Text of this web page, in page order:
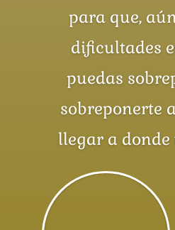
para que,
dificultades
puedas
sobreponerte
llegar a donde